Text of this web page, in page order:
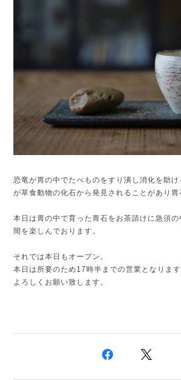
恐竜が胃の中でたべものをすり潰し消化を助
が草食動物の化石から発見されることがあり胃
本日は胃の中で育った胃石をお茶請けに急須
間を楽しんでおります。
それでは本日もオープン。
本日は所要のため17時半までの営業となります
よろしくお願い致します。